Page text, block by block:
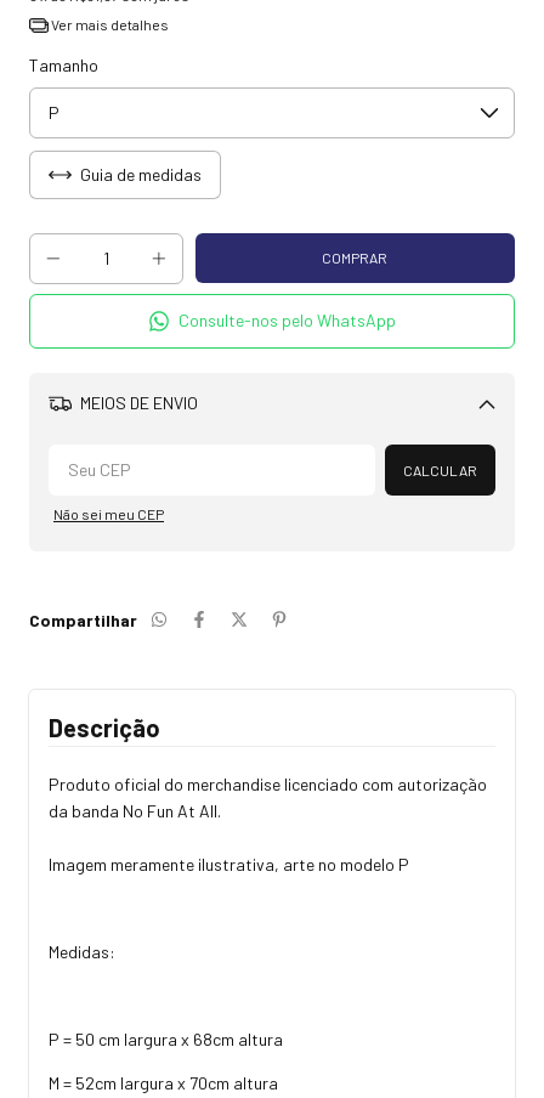
Ver mais detalhes
Tamanho
Guia de medidas
Consulte-nos pelo WhatsApp
MEIOS DE ENVIO
Alterar CEP
CALCULAR
Não sei meu CEP
Compartilhar
Descrição
Produto oficial do merchandise licenciado com autorização
da banda No Fun At All.
Imagem meramente ilustrativa, arte no modelo P
Medidas:
P = 50 cm largura x 68cm altura
M = 52cm largura x 70cm altura